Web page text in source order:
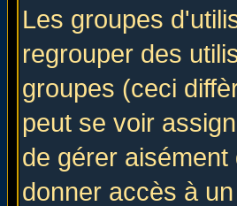
Les groupes
regrouper des
groupes (ceci
peut se voir
de gérer
donner accès à